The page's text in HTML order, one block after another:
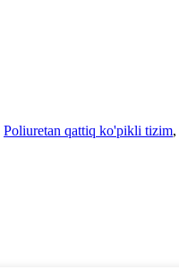
Poliuretan qattiq ko'pikli tizim,